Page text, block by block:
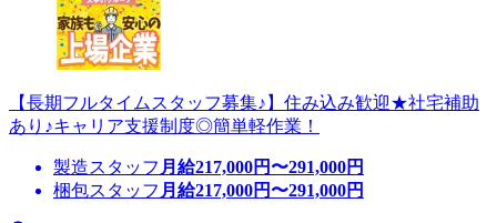
【長期フルタイムスタッフ募集♪】住み込み歓迎★社宅補助
あり♪キャリア支援制度◎簡単軽作業！
製造スタッフ 月給217,000円〜291,000円
梱包スタッフ 月給217,000円〜291,000円